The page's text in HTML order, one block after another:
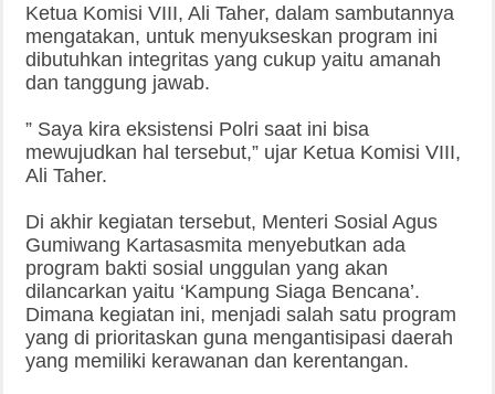
Ketua Komisi VIII, Ali Taher, dalam sambutannya
mengatakan, untuk menyukseskan program ini
dibutuhkan integritas yang cukup yaitu amanah
dan tanggung jawab.
” Saya kira eksistensi Polri saat ini bisa
mewujudkan hal tersebut,” ujar Ketua Komisi VIII,
Ali Taher.
Di akhir kegiatan tersebut, Menteri Sosial Agus
Gumiwang Kartasasmita menyebutkan ada
program bakti sosial unggulan yang akan
dilancarkan yaitu ‘Kampung Siaga Bencana’.
Dimana kegiatan ini, menjadi salah satu program
yang di prioritaskan guna mengantisipasi daerah
yang memiliki kerawanan dan kerentangan.